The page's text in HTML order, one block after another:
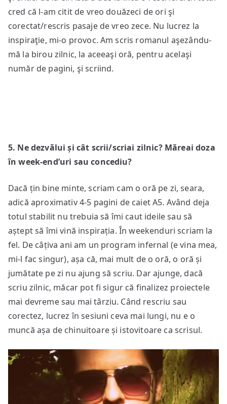
cred că l-am citit de vreo douăzeci de ori şi
corectat/rescris pasaje de vreo zece. Nu lucrez la
inspiraţie, mi-o provoc. Am scris romanul aşezându-
mă la birou zilnic, la aceeaşi oră, pentru acelaşi
număr de pagini, şi scriind.
5. Ne dezvăluiși cât scrii/scriai zilnic? Măreai doza
în week-end’uri sau concediu?
Dacă țin bine minte, scriam cam o oră pe zi, seara,
adică aproximativ 4-5 pagini de caiet A5. Având deja
totul stabilit nu trebuia să îmi caut ideile sau să
aștept să îmi vină inspirația. În weekenduri scriam la
fel. De câțiva ani am un program infernal (e vina mea,
mi-l fac singur), așa că, mai mult de o oră, o oră și
jumătate pe zi nu ajung să scriu. Dar ajunge, dacă
scriu zilnic, măcar pot fi sigur că finalizez proiectele
mai devreme sau mai târziu. Când rescriu sau
corectez, lucrez în sesiuni ceva mai lungi, nu e o
muncă așa de chinuitoare și istovitoare ca scrisul.